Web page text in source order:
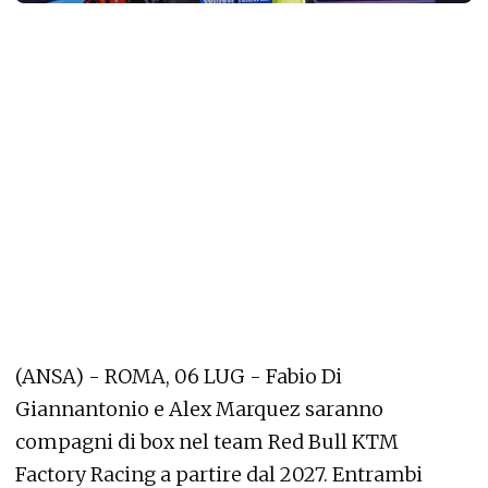
(ANSA) - ROMA, 06 LUG - Fabio Di
Giannantonio e Alex Marquez saranno
compagni di box nel team Red Bull KTM
Factory Racing a partire dal 2027. Entrambi